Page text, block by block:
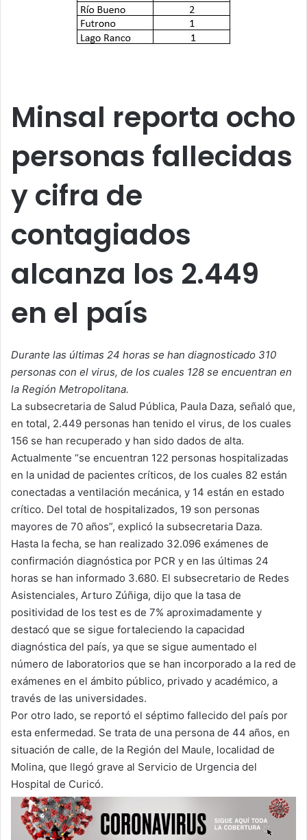
Minsal reporta ocho
personas fallecidas
y cifra de
contagiados
alcanza los 2.449
en el país
Durante las últimas 24 horas se han diagnosticado 310
personas con el virus, de los cuales 128 se encuentran en
la Región Metropolitana.
La subsecretaria de Salud Pública, Paula Daza, señaló que,
en total, 2.449 personas han tenido el virus, de los cuales
156 se han recuperado y han sido dados de alta.
Actualmente “se encuentran 122 personas hospitalizadas
en la unidad de pacientes críticos, de los cuales 82 están
conectadas a ventilación mecánica, y 14 están en estado
crítico. Del total de hospitalizados, 19 son personas
mayores de 70 años”, explicó la subsecretaria Daza.
Hasta la fecha, se han realizado 32.096 exámenes de
confirmación diagnóstica por PCR y en las últimas 24
horas se han informado 3.680. El subsecretario de Redes
Asistenciales, Arturo Zúñiga, dijo que la tasa de
positividad de los test es de 7% aproximadamente y
destacó que se sigue fortaleciendo la capacidad
diagnóstica del país, ya que se sigue aumentado el
número de laboratorios que se han incorporado a la red de
exámenes en el ámbito público, privado y académico, a
través de las universidades.
Por otro lado, se reportó el séptimo fallecido del país por
esta enfermedad. Se trata de una persona de 44 años, en
situación de calle, de la Región del Maule, localidad de
Molina, que llegó grave al Servicio de Urgencia del
Hospital de Curicó.